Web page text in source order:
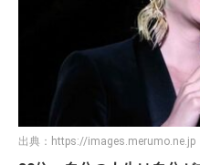
出典： https://images.merumo.ne.jp